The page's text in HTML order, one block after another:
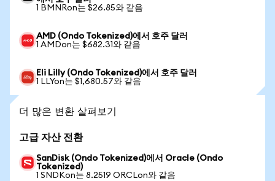
1 BMNRon는 $26.85와 같음
AMD (Ondo Tokenized)에서 호주 달러
1 AMDon는 $682.31와 같음
Eli Lilly (Ondo Tokenized)에서 호주 달러
1 LLYon는 $1,680.57와 같음
더 많은 변환 살펴보기
고급 자산 전환
SanDisk (Ondo Tokenized)에서 Oracle (Ondo
Tokenized)
1 SNDKon는 8.2519 ORCLon와 같음